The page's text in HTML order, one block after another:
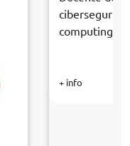
computing
+ info